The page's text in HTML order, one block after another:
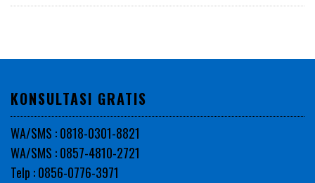
KONSULTASI GRATIS
WA/SMS : 0818-0301-8821
WA/SMS : 0857-4810-2721
Telp : 0856-0776-3971